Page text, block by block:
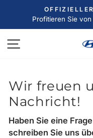
Inhalt
Profitieren Sie
Seitennavigation
Wir freuen
Nachricht!
Haben Sie eine
schreiben Sie uns